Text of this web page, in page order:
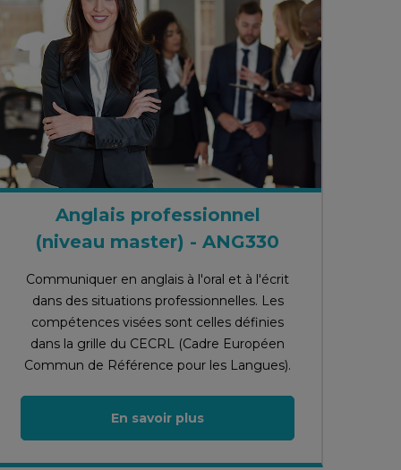
Anglais professionnel
(niveau master) - ANG330
Communiquer en anglais à l'oral et à l'écrit
dans des situations professionnelles. Les
compétences visées sont celles définies
dans la grille du CECRL (Cadre Européen
Commun de Référence pour les Langues).
En savoir plus